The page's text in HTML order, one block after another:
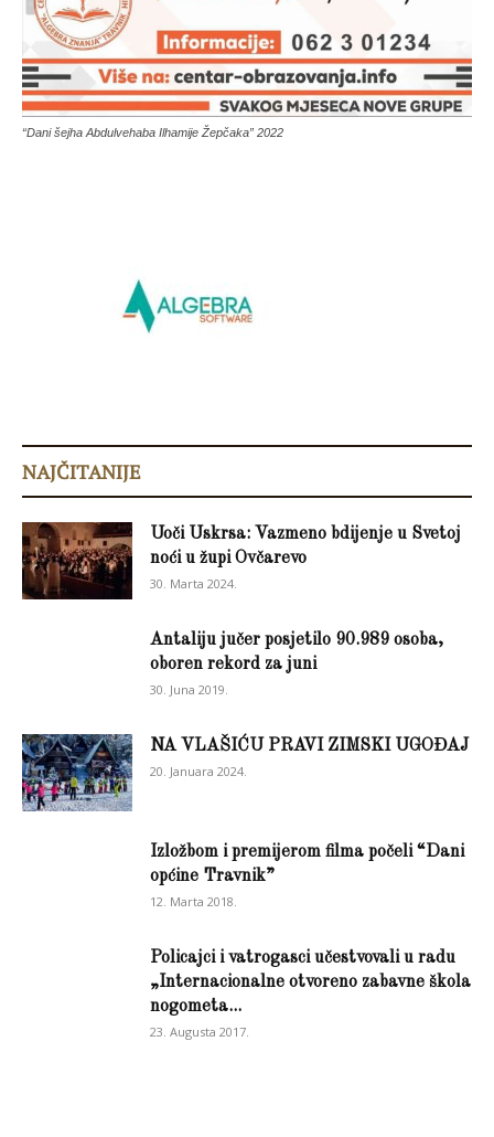
“Dani šejha Abdulvehaba Ilhamije Žepčaka” 2022
NAJČITANIJE
Uoči Uskrsa: Vazmeno bdijenje u Svetoj
noći u župi Ovčarevo
30. Marta 2024.
Antaliju jučer posjetilo 90.989 osoba,
oboren rekord za juni
30. Juna 2019.
NA VLAŠIĆU PRAVI ZIMSKI UGOĐAJ
20. Januara 2024.
Izložbom i premijerom filma počeli “Dani
općine Travnik”
12. Marta 2018.
Policajci i vatrogasci učestvovali u radu
„Internacionalne otvoreno zabavne škola
nogometa...
23. Augusta 2017.